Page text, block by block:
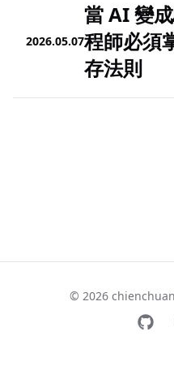
2026.05.07
當 AI 變
程師必須
存法則
© 2026